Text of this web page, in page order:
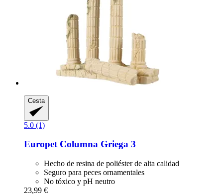
Cesta
5.0 (1)
EuropetColumna Griega 3
Hecho de resina de poliéster de alta calidad
Seguro para peces ornamentales
No tóxico y pH neutro
23,99 €